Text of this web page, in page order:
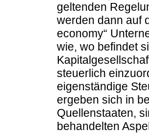
geltenden
werden dann auf
economy“
wie, wo befindet
steuerlich
eigenständige
ergeben sich in
Quellenstaaten,
behandelten